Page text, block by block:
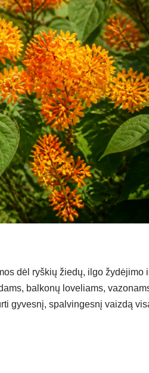
dėl ryškių žiedų, ilgo žydėjimo
balkonų loveliams,
gyvesnį, spalvingesnį vaizdą